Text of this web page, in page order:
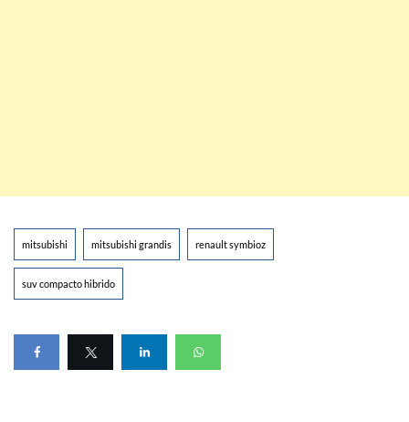
mitsubishi mitsubishi grandis renault symbioz
suv compacto hibrido